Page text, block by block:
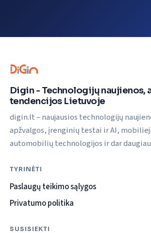
Digin - Technologijų naujienos,
tendencijos Lietuvoje
digin.lt – naujausios technologijų
apžvalgos, įrenginių testai ir AI,
automobilių technologijos ir dar
TYRINĖTI
Paslaugų teikimo sąlygos
Privatumo politika
SUSISIEKTI